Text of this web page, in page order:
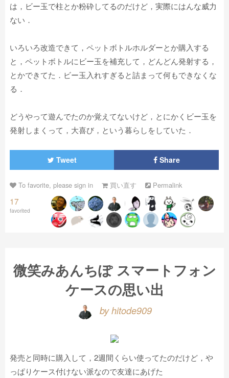
は，ビー玉で柱とか粉砕してるのだけど，実際にはんな威力
ない．
いろいろ改造できて，ペットボトルホルダーとか購入する
と，ペットボトルにビー玉を補充して，どんどん発射する，
とかできてた．ビー玉入れすぎると詰まって何もできなくな
る．
どうやって遊んでたのか覚えてないけど，とにかくビー玉を
発射しまくって，大喜び，という暮らしをしていた．
Tweet Share
To favorite, please sign in 買い直す Permalink
17
favorited
微笑みあんちぽ スマートフォン
ケースの思い出
by hitode909
発売と同時に購入して，2週間くらい使ってたのだけど，や
っぱりケース付けない派なので友達にあげた